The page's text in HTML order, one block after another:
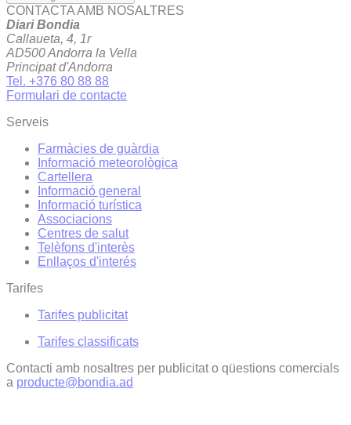
CONTACTA AMB NOSALTRES
Diari Bondia
Callaueta, 4, 1r
AD500 Andorra la Vella
Principat d'Andorra
Tel. +376 80 88 88
Formulari de contacte
Serveis
Farmàcies de guàrdia
Informació meteorològica
Cartellera
Informació general
Informació turística
Associacions
Centres de salut
Telèfons d'interès
Enllaços d'interés
Tarifes
Tarifes publicitat
Tarifes classificats
Contacti amb nosaltres per publicitat o qüestions comercials
a producte@bondia.ad